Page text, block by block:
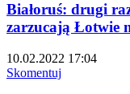
Białoruś: drugi
zarzucają Łotwie
10.02.2022 17:04
Skomentuj